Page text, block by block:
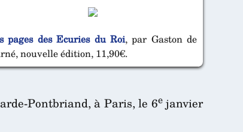
pages des Ecuries du Roi, par Gaston de
nouvelle édition, 11,90€.
Pontbriand, à Paris, le 6ejanvier